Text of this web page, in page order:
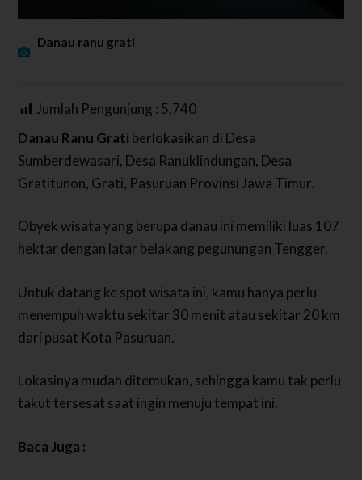
Danau ranu grati
Jumlah Pengunjung : 5,740
Danau Ranu Grati berlokasikan di Desa
Sumberdewasari, Desa Ranuklindungan, Desa
Gratitunon, Grati, Pasuruan Provinsi Jawa Timur.
Obyek wisata yang berupa danau ini memiliki luas 107
hektar dengan latar belakang pegunungan Tengger.
Untuk datang ke spot wisata ini, kamu hanya perlu
menempuh waktu sekitar 30 menit atau sekitar 20 km
dari pusat Kota Pasuruan.
Lokasinya mudah ditemukan, sehingga kamu tak perlu
takut tersesat saat ingin menuju tempat ini.
Baca Juga :